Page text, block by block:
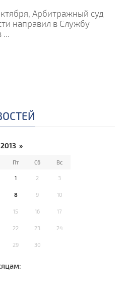
Арбитражный суд
направил в Службу
...
»
Пт Сб Вс
1 2 3
8 9 10
15 16 17
22 23 24
29 30